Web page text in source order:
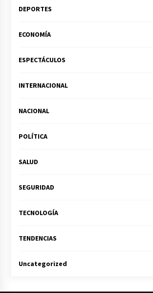
DEPORTES
ECONOMÍA
ESPECTÁCULOS
INTERNACIONAL
NACIONAL
POLÍTICA
SALUD
SEGURIDAD
TECNOLOGÍA
TENDENCIAS
Uncategorized